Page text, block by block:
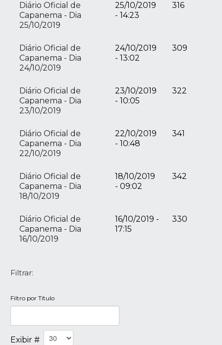
Diário Oficial de
Capanema - Dia
25/10/2019
25/10/2019
- 14:23
316
Diário Oficial de
Capanema - Dia
24/10/2019
24/10/2019
- 13:02
309
Diário Oficial de
Capanema - Dia
23/10/2019
23/10/2019
- 10:05
322
Diário Oficial de
Capanema - Dia
22/10/2019
22/10/2019
- 10:48
341
Diário Oficial de
Capanema - Dia
18/10/2019
18/10/2019
- 09:02
342
Diário Oficial de
Capanema - Dia
16/10/2019
16/10/2019 -
17:15
330
Filtrar:
Filtro por Título
Exibir #